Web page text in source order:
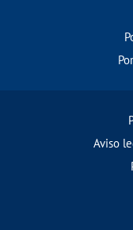
Aviso